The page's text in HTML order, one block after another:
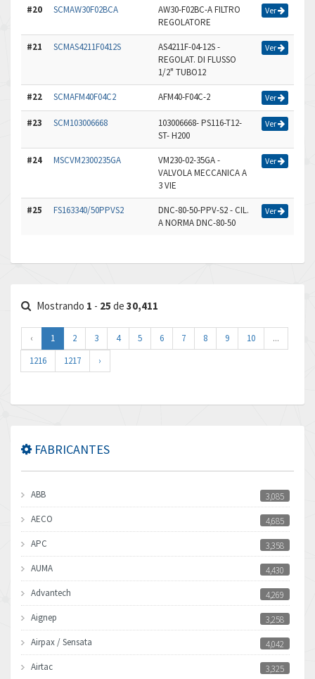
#20 SCMAW30F02BCA
AW30-F02BC-A FILTRO
REGOLATORE
Ver
#21 SCMAS4211F0412S
AS4211F-04-12S -
REGOLAT. DI FLUSSO
1/2" TUBO12
Ver
#22 SCMAFM40F04C2 AFM40-F04C-2 Ver
#23 SCM103006668
103006668- PS116-T12-
ST- H200
Ver
#24 MSCVM2300235GA
VM230-02-35GA -
VALVOLA MECCANICA A
3 VIE
Ver
#25 FS163340/50PPVS2
DNC-80-50-PPV-S2 - CIL.
A NORMA DNC-80-50
Ver
Mostrando 1 - 25 de 30,411
‹ 1 2 3 4 5 6 7 8 9 10
...
1216
1217 ›
FABRICANTES
ABB
3,085
AECO
4,685
APC
3,358
AUMA
4,430
Advantech
4,269
Aignep
3,258
Airpax / Sensata
4,042
Airtac
3,325